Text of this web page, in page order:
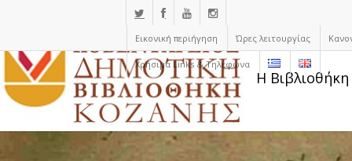
Εικονική περιήγηση Ώρες λειτουργίας
Χρήσιμα Links & Τηλέφωνα
Η